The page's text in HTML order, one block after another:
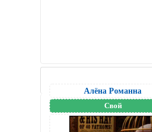
Алёна Романна
Свой